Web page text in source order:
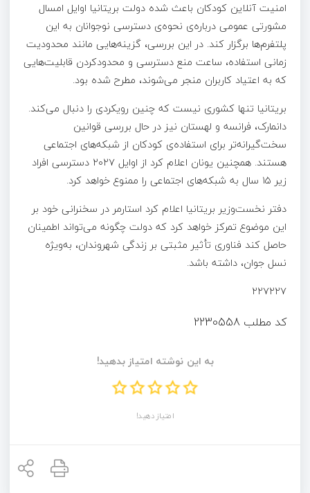
امنیت آنلاین کودکان باعث شده دولت بریتانیا اوایل امسال
مشورتی عمومی درباره‌ی نحوه‌ی دسترسی نوجوانان به این
پلتفرم‌ها برگزار کند. در این بررسی، گزینه‌هایی مانند محدودیت
زمانی استفاده، ساعت منع دسترسی و محدودکردن قابلیت‌هایی
که به اعتیاد کاربران منجر می‌شوند، مطرح شده بود.
بریتانیا تنها کشوری نیست که چنین رویکردی را دنبال می‌کند.
دانمارک، فرانسه و لهستان نیز در حال بررسی قوانین
سخت‌گیرانه‌تر برای استفاده‌ی کودکان از شبکه‌های اجتماعی
هستند. همچنین یونان اعلام کرد از اوایل ۲۰۲۷ دسترسی افراد
زیر ۱۵ سال به شبکه‌های اجتماعی را ممنوع خواهد کرد.
دفتر نخست‌وزیر بریتانیا اعلام کرد استارمر در سخنرانی خود بر
این موضوع تمرکز خواهد کرد که دولت چگونه می‌تواند اطمینان
حاصل کند فناوری تأثیر مثبتی بر زندگی شهروندان، به‌ویژه
نسل جوان، داشته باشد.
۲۲۷۲۲۷
کد مطلب 2230558
به این نوشته امتیاز بدهید!
امتیاز دهید!